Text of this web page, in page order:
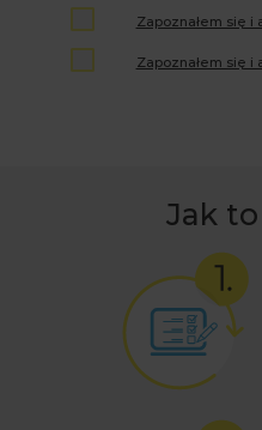
Zapoznałem się
Zapoznałem się
Jak to